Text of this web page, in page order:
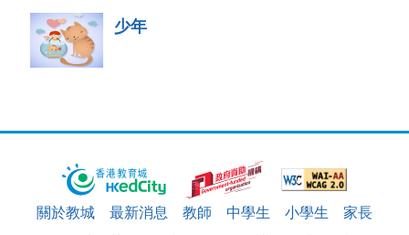
少年
關於教城 最新消息 教師 中學生 小學生
家長